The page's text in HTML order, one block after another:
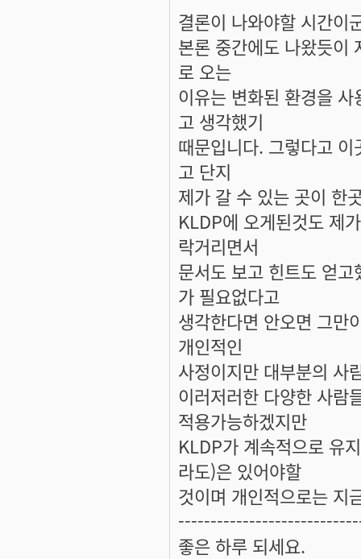
결론이 나와야할 시간이
본론 중간에도 나왔듯이
로 오는
이유는 변화된 환경을
고 생각했기
때문입니다. 그렇다고
고 단지
제가 갈 수 있는 곳이 한
KLDP에 오게된것도 제
락거리면서
문서도 보고 힌트도 얻
가 필요없다고
생각한다면 안오면 그만
개인적인
사정이지만 대부분의 사
이러저러한 다양한 사람
적용가능하겠지만
KLDP가 계속적으로 유
라도)은 있어야할
것이며 개인적으로는 지
좋은 하루 되세요.